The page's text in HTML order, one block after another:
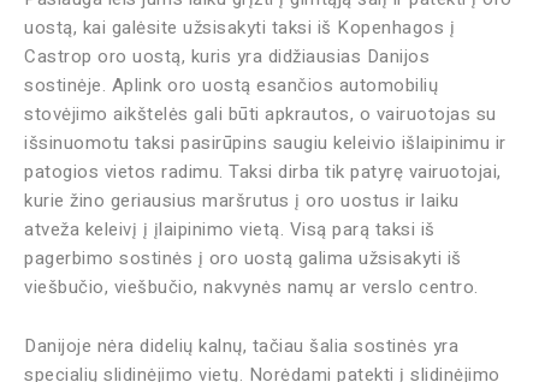
uostą, kai galėsite užsisakyti taksi iš Kopenhagos į
Castrop oro uostą, kuris yra didžiausias Danijos
sostinėje. Aplink oro uostą esančios automobilių
stovėjimo aikštelės gali būti apkrautos, o vairuotojas su
išsinuomotu taksi pasirūpins saugiu keleivio išlaipinimu ir
patogios vietos radimu. Taksi dirba tik patyrę vairuotojai,
kurie žino geriausius maršrutus į oro uostus ir laiku
atveža keleivį į įlaipinimo vietą. Visą parą taksi iš
pagerbimo sostinės į oro uostą galima užsisakyti iš
viešbučio, viešbučio, nakvynės namų ar verslo centro.
Danijoje nėra didelių kalnų, tačiau šalia sostinės yra
specialių slidinėjimo vietų. Norėdami patekti į slidinėjimo